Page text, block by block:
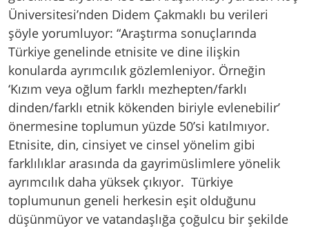
Üniversitesi’nden Didem Çakmaklı bu verileri
şöyle yorumluyor: “Araştırma sonuçlarında
Türkiye genelinde etnisite ve dine ilişkin
konularda ayrımcılık gözlemleniyor. Örneğin
‘Kızım veya oğlum farklı mezhepten/farklı
dinden/farklı etnik kökenden biriyle evlenebilir’
önermesine toplumun yüzde 50’si katılmıyor.
Etnisite, din, cinsiyet ve cinsel yönelim gibi
farklılıklar arasında da gayrimüslimlere yönelik
ayrımcılık daha yüksek çıkıyor. Türkiye
toplumunun geneli herkesin eşit olduğunu
düşünmüyor ve vatandaşlığa çoğulcu bir şekilde